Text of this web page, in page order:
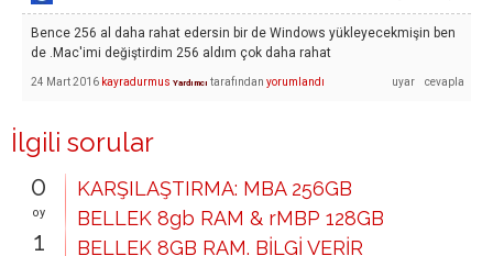
Bence 256 al daha rahat edersin bir de Windows yükleyecekmişin ben
de .Mac'imi değiştirdim 256 aldım çok daha rahat
24 Mart 2016 kayradurmus Yardımcı tarafından yorumlandı
İlgili sorular
0
oy
1
KARŞILAŞTIRMA: MBA 256GB
BELLEK 8gb RAM & rMBP 128GB
BELLEK 8GB RAM. BİLGİ VERİR